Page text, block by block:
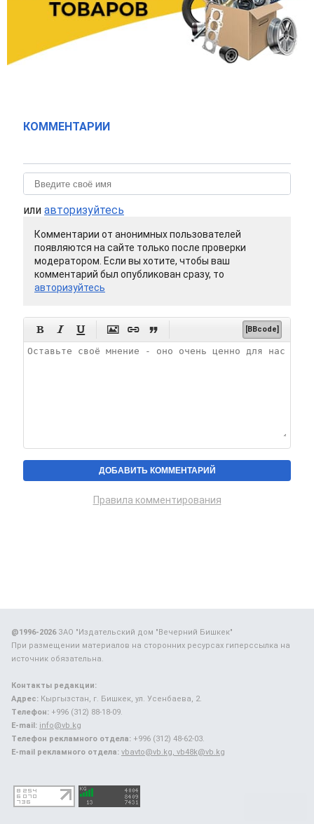
КОММЕНТАРИИ
или авторизуйтесь
Комментарии от анонимных пользователей
появляются на сайте только после проверки
модератором. Если вы хотите, чтобы ваш
комментарий был опубликован сразу, то
авторизуйтесь
      [BBcode]
Правила комментирования
@1996-2026ЗАО "Издательский дом "Вечерний Бишкек"
При размещении материалов на сторонних ресурсах гиперссылка на
источник обязательна.
Контакты редакции:
Адрес: Кыргызстан, г. Бишкек, ул. Усенбаева, 2.
Телефон: +996 (312) 88-18-09.
E-mail: info@vb.kg
Телефон рекламного отдела: +996 (312) 48-62-03.
E-mail рекламного отдела: vbavto@vb.kg, vb48k@vb.kg